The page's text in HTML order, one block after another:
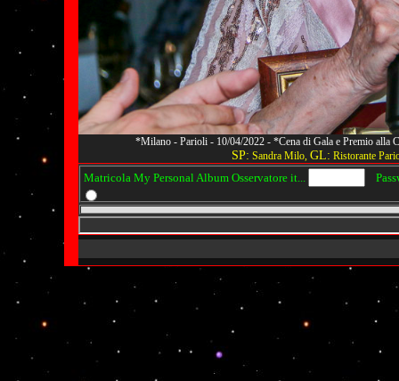
*Milano - Parioli - 10/04/2022 - *Cena di Gala e Premio
SP: Sandra Milo, GL: Ristorante
Matricola My Personal Album Osservatore it...